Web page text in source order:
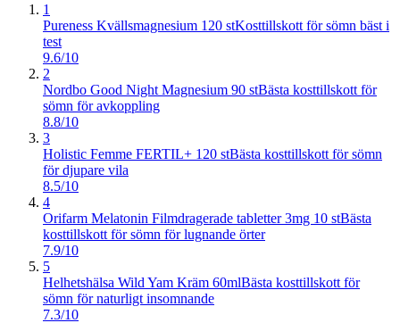
1
Pureness Kvällsmagnesium 120 stKosttillskott för sömn bäst i
test
9.6/10
2
Nordbo Good Night Magnesium 90 stBästa kosttillskott för
sömn för avkoppling
8.8/10
3
Holistic Femme FERTIL+ 120 stBästa kosttillskott för sömn
för djupare vila
8.5/10
4
Orifarm Melatonin Filmdragerade tabletter 3mg 10 stBästa
kosttillskott för sömn för lugnande örter
7.9/10
5
Helhetshälsa Wild Yam Kräm 60mlBästa kosttillskott för
sömn för naturligt insomnande
7.3/10